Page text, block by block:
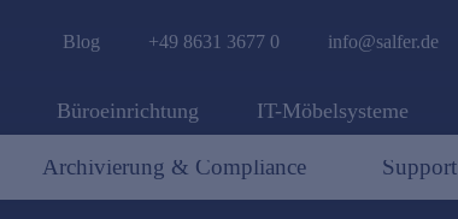
Blog +49 8631 3677 0 info@salfer.de
Büroeinrichtung IT-Möbelsysteme
Archivierung & Compliance Support